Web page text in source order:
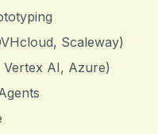
Scaleway)
AI, Azure)